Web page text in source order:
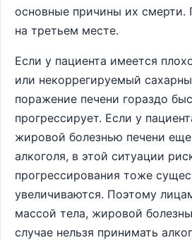
основные причины их смерти.
на третьем месте.
Если у пациента имеется
или некоррегируемый
поражение печени гораздо
прогрессирует. Если у
жировой болезнью печени
алкоголя, в этой ситуации
прогрессирования тоже
увеличиваются. Поэтому
массой тела, жировой
случае нельзя принимать